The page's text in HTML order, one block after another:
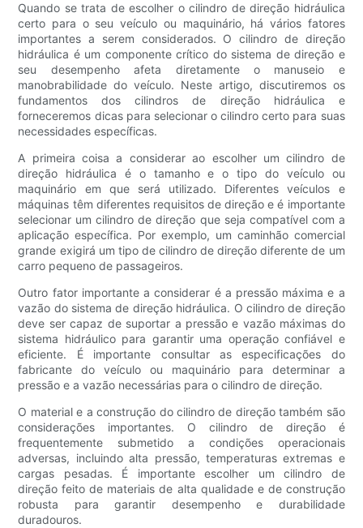
Quando se trata de escolher o cilindro de direção hidráulica
certo para o seu veículo ou maquinário, há vários fatores
importantes a serem considerados. O cilindro de direção
hidráulica é um componente crítico do sistema de direção e
seu desempenho afeta diretamente o manuseio e
manobrabilidade do veículo. Neste artigo, discutiremos os
fundamentos dos cilindros de direção hidráulica e
forneceremos dicas para selecionar o cilindro certo para suas
necessidades específicas.
A primeira coisa a considerar ao escolher um cilindro de
direção hidráulica é o tamanho e o tipo do veículo ou
maquinário em que será utilizado. Diferentes veículos e
máquinas têm diferentes requisitos de direção e é importante
selecionar um cilindro de direção que seja compatível com a
aplicação específica. Por exemplo, um caminhão comercial
grande exigirá um tipo de cilindro de direção diferente de um
carro pequeno de passageiros.
Outro fator importante a considerar é a pressão máxima e a
vazão do sistema de direção hidráulica. O cilindro de direção
deve ser capaz de suportar a pressão e vazão máximas do
sistema hidráulico para garantir uma operação confiável e
eficiente. É importante consultar as especificações do
fabricante do veículo ou maquinário para determinar a
pressão e a vazão necessárias para o cilindro de direção.
O material e a construção do cilindro de direção também são
considerações importantes. O cilindro de direção é
frequentemente submetido a condições operacionais
adversas, incluindo alta pressão, temperaturas extremas e
cargas pesadas. É importante escolher um cilindro de
direção feito de materiais de alta qualidade e de construção
robusta para garantir desempenho e durabilidade
duradouros.